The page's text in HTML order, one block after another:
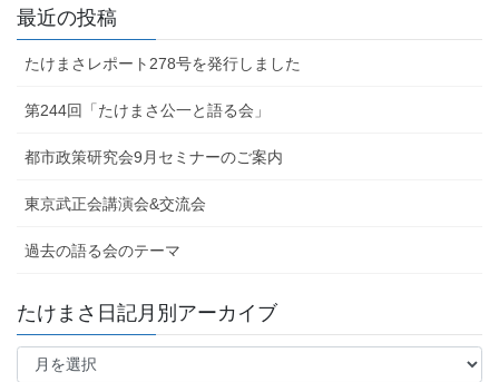
最近の投稿
たけまさレポート278号を発行しました
第244回「たけまさ公一と語る会」
都市政策研究会9月セミナーのご案内
東京武正会講演会&交流会
過去の語る会のテーマ
たけまさ日記月別アーカイブ
た